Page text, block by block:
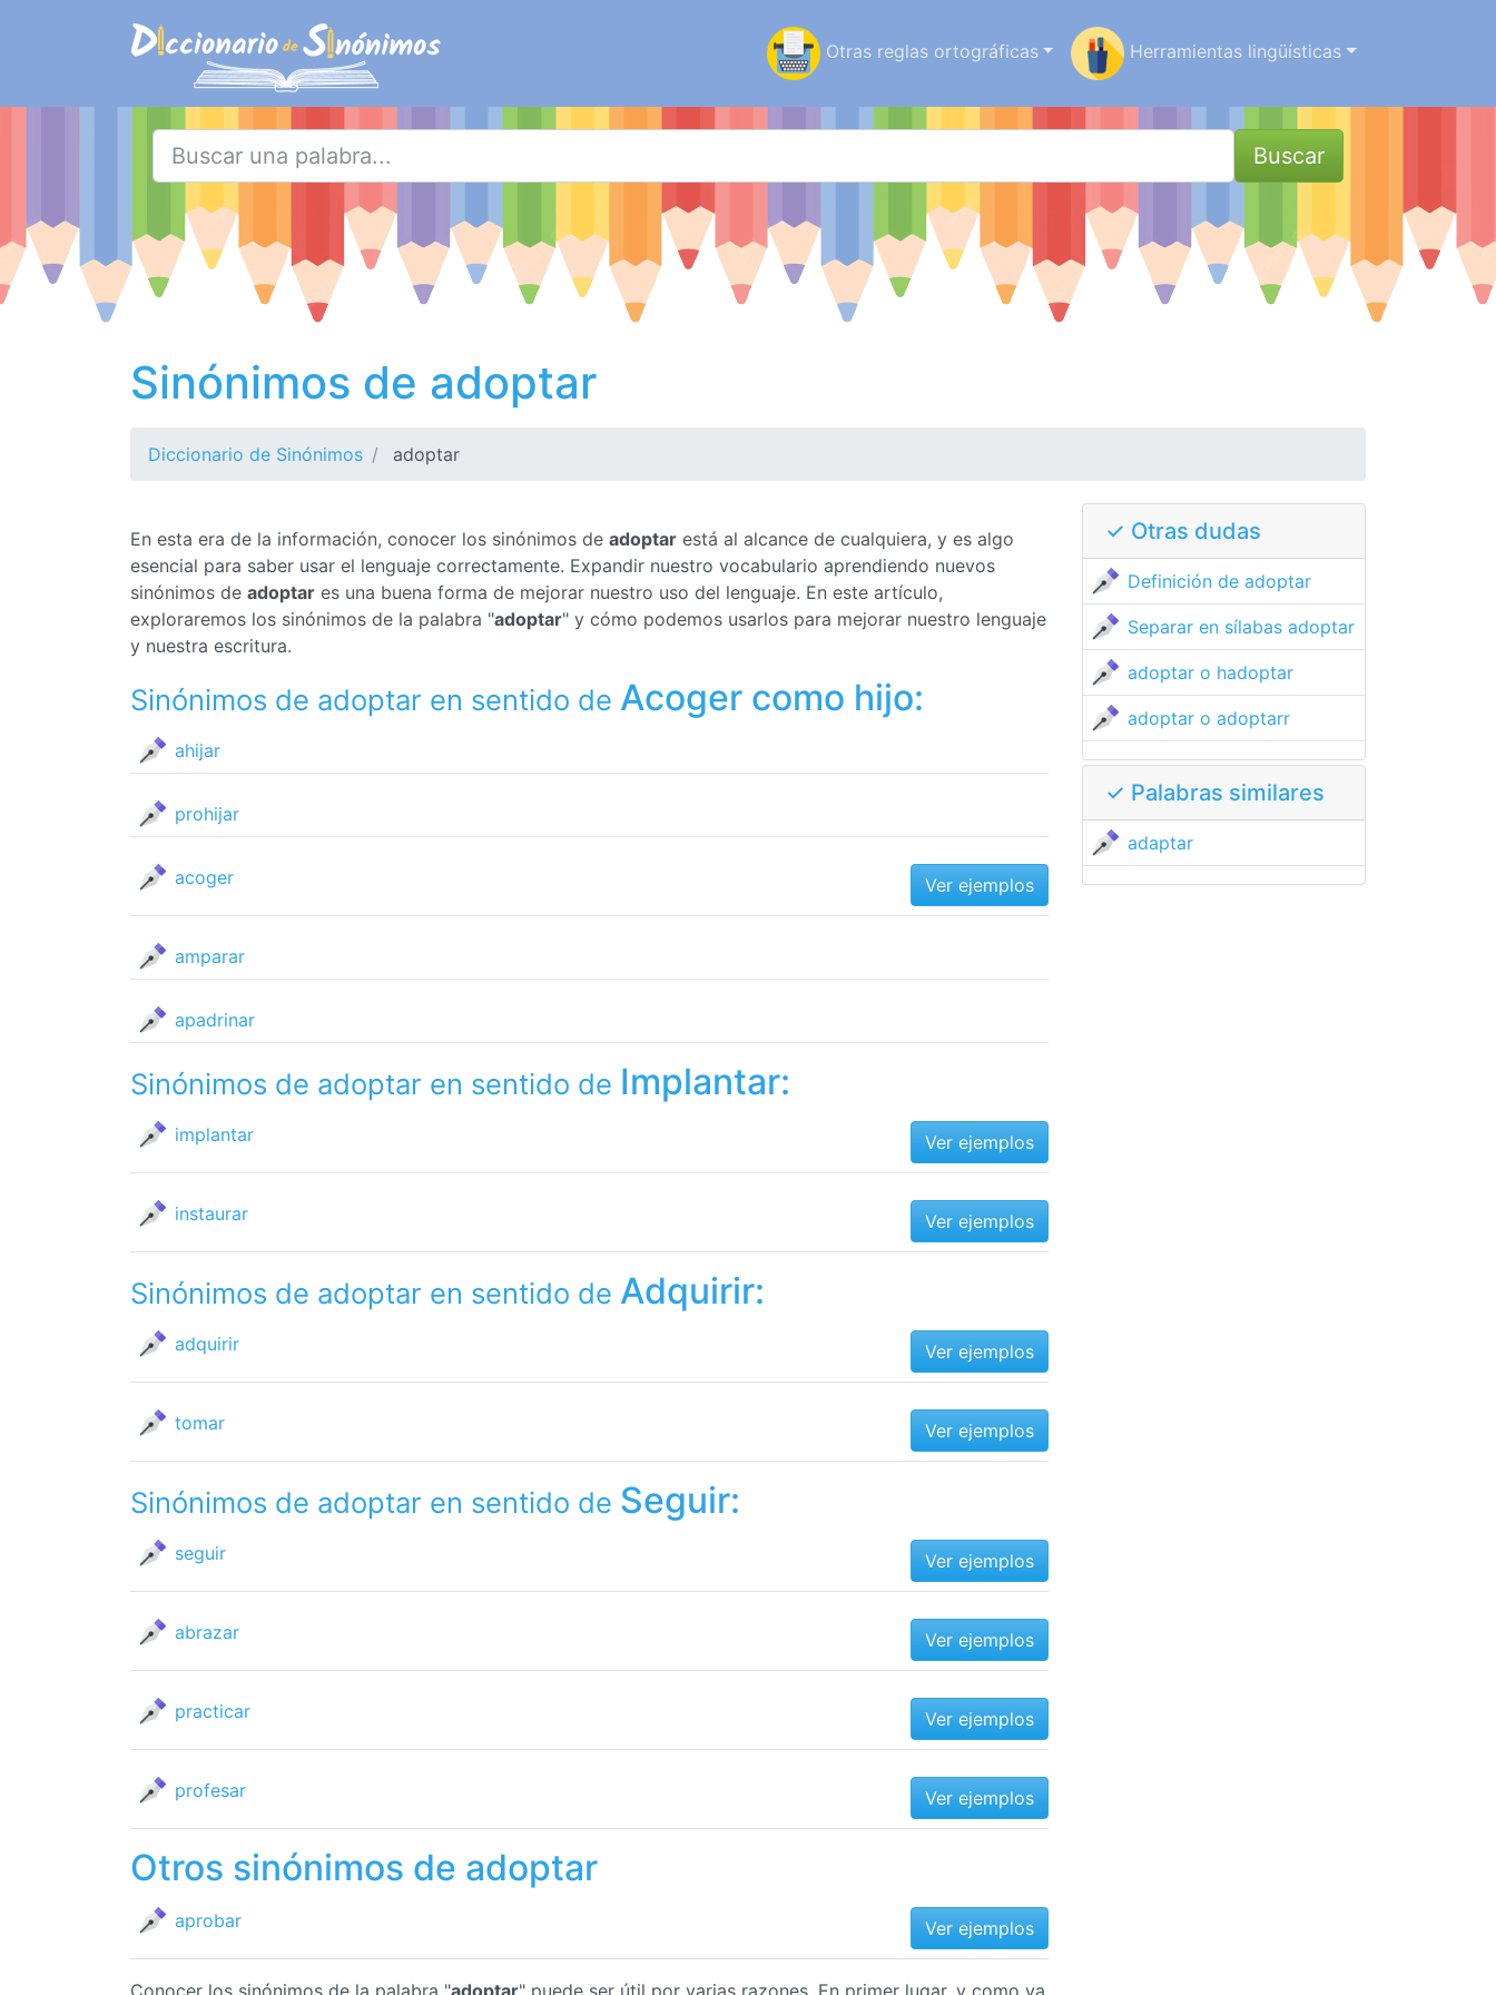
Otras reglas ortográficas Herramientas lingüísticas
Buscar
Sinónimos de adoptar
Diccionario de Sinónimos adoptar
En esta era de la información, conocer los sinónimos de adoptar está al alcance de cualquiera, y es algo
esencial para saber usar el lenguaje correctamente. Expandir nuestro vocabulario aprendiendo nuevos
sinónimos de adoptar es una buena forma de mejorar nuestro uso del lenguaje. En este artículo,
exploraremos los sinónimos de la palabra "adoptar" y cómo podemos usarlos para mejorar nuestro lenguaje
y nuestra escritura.
Sinónimos de adoptar en sentido de Acoger como hijo:
ahijar
prohijar
acoger Ver ejemplos
amparar
apadrinar
Sinónimos de adoptar en sentido de Implantar:
implantar Ver ejemplos
instaurar Ver ejemplos
Sinónimos de adoptar en sentido de Adquirir:
adquirir Ver ejemplos
tomar Ver ejemplos
Sinónimos de adoptar en sentido de Seguir:
seguir Ver ejemplos
abrazar Ver ejemplos
practicar Ver ejemplos
profesar Ver ejemplos
Otros sinónimos de adoptar
aprobar Ver ejemplos
Conocer los sinónimos de la palabra "adoptar" puede ser útil por varias razones. En primer lugar, y como ya
✓ Otras dudas
Definición de adoptar
Separar en sílabas adoptar
adoptar o hadoptar
adoptar o adoptarr
✓ Palabras similares
adaptar